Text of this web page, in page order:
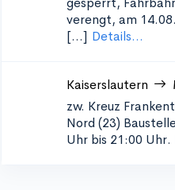
verengt, am
[...] Details...
Kaiserslautern
zw. Kreuz
Nord (23)
Uhr bis 21:00 Uhr.